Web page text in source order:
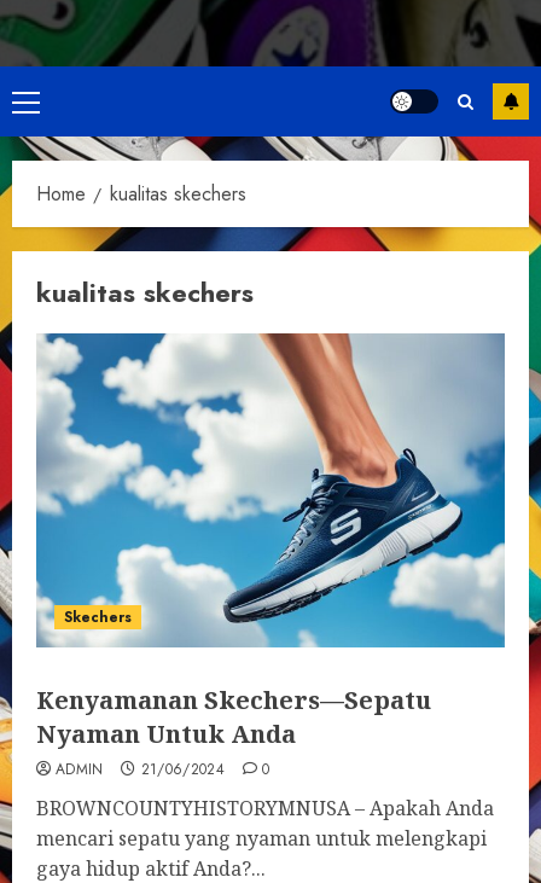
Primary
Menu
Home kualitas skechers
kualitas skechers
Skechers
Kenyamanan Skechers—Sepatu
Nyaman Untuk Anda
ADMIN 21/06/2024 0
BROWNCOUNTYHISTORYMNUSA – Apakah Anda
mencari sepatu yang nyaman untuk melengkapi
gaya hidup aktif Anda?...